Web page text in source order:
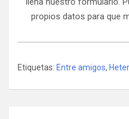
propios datos para que
Etiquetas: Entre amigos,